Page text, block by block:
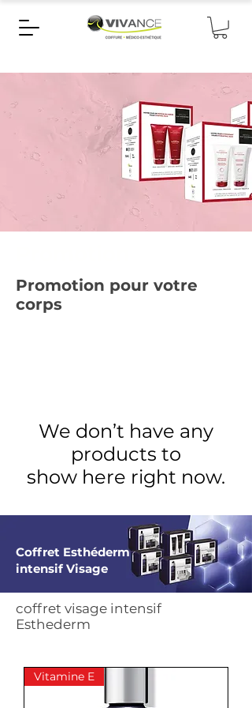
Promotion pour votre
corps
We don’t have any
products to
show here right now.
Coffret Esthéderm
intensif Visage
coffret visage intensif
Esthederm
Vitamine E